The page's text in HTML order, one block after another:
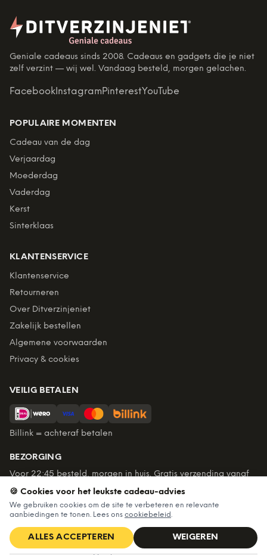
Geniale cadeaus sinds 2008. Cadeaus en gadgets die je niet
zelf verzint — wij wel. Vandaag besteld, morgen gelachen.
Facebook InstagramPinterestYouTube
POPULAIRE MOMENTEN
Cadeau van de dag
Verjaardag
Moederdag
Vaderdag
Kerst
Sinterklaas
KLANTENSERVICE
Klantenservice
Retourneren
Over Ditverzinjeniet
Zakelijk bestellen
Algemene voorwaarden
Privacy & cookies
VEILIG BETALEN
Billink = achteraf betalen
BEZORGING
Voor 22:45 besteld, morgen in huis. Gratis verzending vanaf
€60. Tot 365 dagen retourneren.
★ 4,7/5 uit 6.235beoordelingen
©2026Ditverzinjeniet — Alle rechten voorbehouden
🍪 Cookies voor het leukste cadeau-advies
We gebruiken cookies om de site te verbeteren en relevante
aanbiedingen te tonen. Lees ons cookiebeleid.
ALLES ACCEPTEREN WEIGEREN